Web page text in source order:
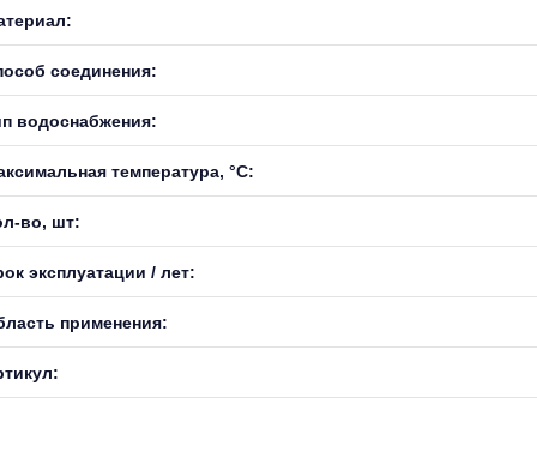
соединения:
водоснабжения:
температура, °С:
во, шт:
эксплуатации / лет:
применения: